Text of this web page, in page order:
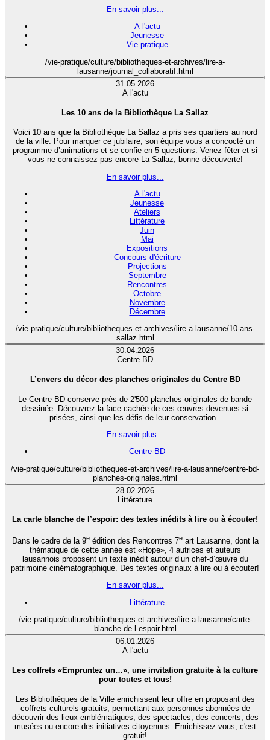
En savoir plus...
A l'actu
Jeunesse
Vie pratique
/vie-pratique/culture/bibliotheques-et-archives/lire-a-
lausanne/journal_collaboratif.html
31.05.2026
A l'actu
Les 10 ans de la Bibliothèque La Sallaz
Voici 10 ans que la Bibliothèque La Sallaz a pris ses quartiers au nord
de la ville. Pour marquer ce jubilaire, son équipe vous a concocté un
programme d’animations et se confie en 5 questions. Venez fêter et si
vous ne connaissez pas encore La Sallaz, bonne découverte!
En savoir plus...
A l'actu
Jeunesse
Ateliers
Littérature
Juin
Mai
Expositions
Concours d'écriture
Projections
Septembre
Rencontres
Octobre
Novembre
Décembre
/vie-pratique/culture/bibliotheques-et-archives/lire-a-lausanne/10-ans-
sallaz.html
30.04.2026
Centre BD
L’envers du décor des planches originales du Centre BD
Le Centre BD conserve près de 2'500 planches originales de bande
dessinée. Découvrez la face cachée de ces œuvres devenues si
prisées, ainsi que les défis de leur conservation.
En savoir plus...
Centre BD
/vie-pratique/culture/bibliotheques-et-archives/lire-a-lausanne/centre-bd-
planches-originales.html
28.02.2026
Littérature
La carte blanche de l’espoir: des textes inédits à lire ou à écouter!
Dans le cadre de la 9eédition des Rencontres 7eart Lausanne, dont la
thématique de cette année est «Hope», 4 autrices et auteurs
lausannois proposent un texte inédit autour d’un chef-d’œuvre du
patrimoine cinématographique. Des textes originaux à lire ou à écouter!
En savoir plus...
Littérature
/vie-pratique/culture/bibliotheques-et-archives/lire-a-lausanne/carte-
blanche-de-l-espoir.html
06.01.2026
A l'actu
Les coffrets «Empruntez un…», une invitation gratuite à la culture
pour toutes et tous!
Les Bibliothèques de la Ville enrichissent leur offre en proposant des
coffrets culturels gratuits, permettant aux personnes abonnées de
découvrir des lieux emblématiques, des spectacles, des concerts, des
musées ou encore des initiatives citoyennes. Enrichissez-vous, c'est
gratuit!